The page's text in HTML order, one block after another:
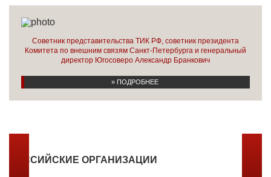
Советник представительства ТИК РФ, советник президента
Комитета по внешним связям Санкт-Петербурга и генеральный
директор Югосоверо Александр Бранкович
» ПОДРОБНЕЕ
РОССИЙСКИЕ ОРГАНИЗАЦИИ